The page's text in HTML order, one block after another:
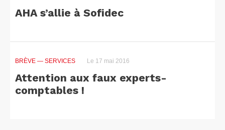
AHA s’allie à Sofidec
BRÈVE — SERVICES Le 17 mai 2016
Attention aux faux experts-
comptables !